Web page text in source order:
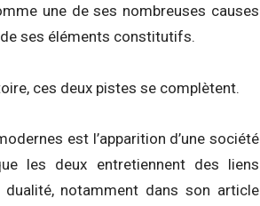
une de ses nombreuses causes
ses éléments constitutifs.
ces deux pistes se complètent.
est l’apparition d’une société
les deux entretiennent des liens
notamment dans son article